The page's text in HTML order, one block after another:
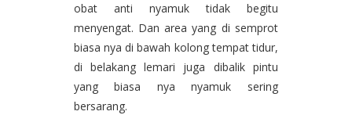
obat anti nyamuk tidak begitu
menyengat. Dan area yang di semprot
biasa nya di bawah kolong tempat tidur,
di belakang lemari juga dibalik pintu
yang biasa nya nyamuk sering
bersarang.